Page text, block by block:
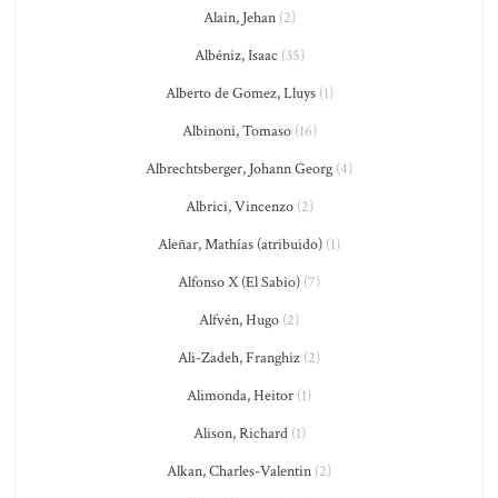
Alain, Jehan(2)
Albéniz, Isaac (35)
Alberto de Gomez, Lluys(1)
Albinoni, Tomaso(16)
Albrechtsberger, Johann Georg (4)
Albrici, Vincenzo(2)
Aleñar, Mathías (atribuido) (1)
Alfonso X (El Sabio) (7)
Alfvén, Hugo (2)
Ali-Zadeh, Franghiz (2)
Alimonda, Heitor (1)
Alison, Richard(1)
Alkan, Charles-Valentin (2)